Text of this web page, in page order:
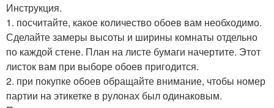
Инструкция.
1. посчитайте, какое количество обоев вам необходимо.
Сделайте замеры высоты и ширины комнаты отдельно
по каждой стене. План на листе бумаги начертите. Этот
листок вам при выборе обоев пригодится.
2. при покупке обоев обращайте внимание, чтобы номер
партии на этикетке в рулонах был одинаковым.